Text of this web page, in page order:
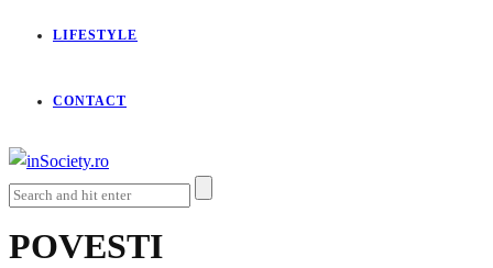
LIFESTYLE
CONTACT
POVESTI